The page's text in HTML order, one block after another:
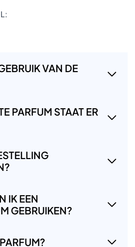
VAN DE
PARFUM STAAT ER
IK EEN
GEBRUIKEN?